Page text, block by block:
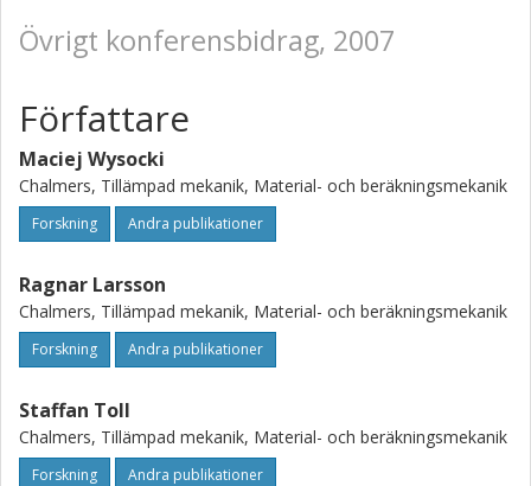
Övrigt konferensbidrag, 2007
Författare
Maciej Wysocki
Chalmers, Tillämpad mekanik, Material- och beräkningsmekanik
Forskning Andra publikationer
Ragnar Larsson
Chalmers, Tillämpad mekanik, Material- och beräkningsmekanik
Forskning Andra publikationer
Staffan Toll
Chalmers, Tillämpad mekanik, Material- och beräkningsmekanik
Forskning Andra publikationer